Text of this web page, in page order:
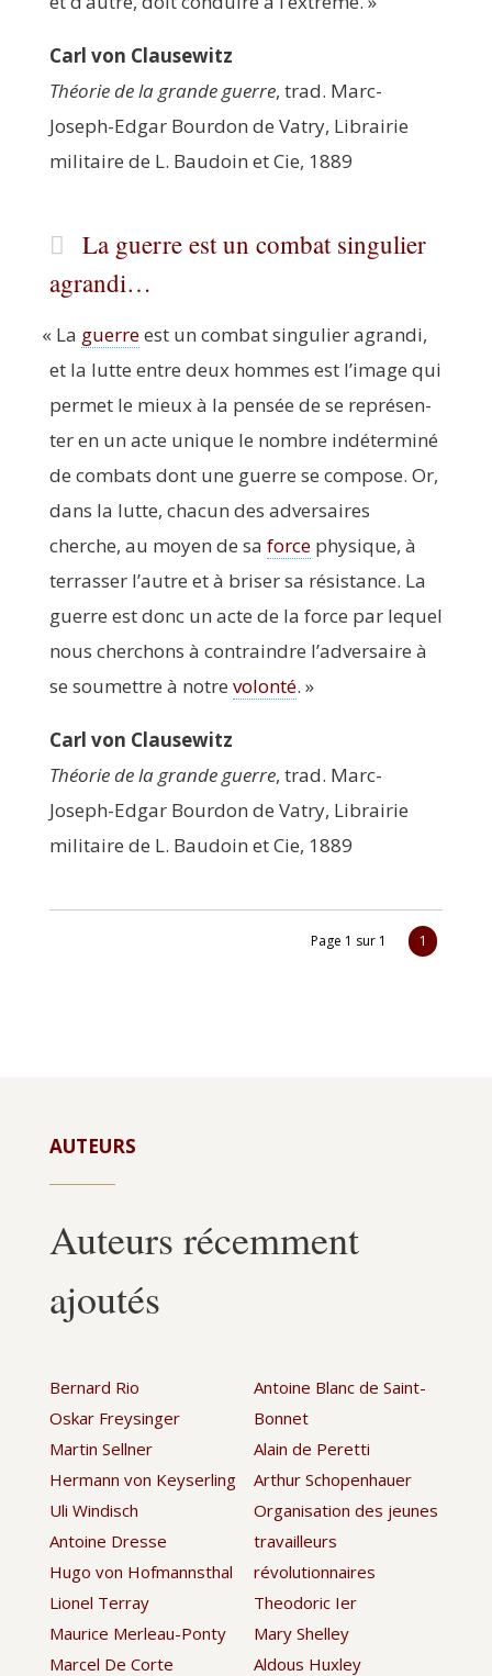
Carl von Clausewitz
Théo­rie de la grande guerre, trad. Marc-
Joseph-Edgar Bour­don de Vatry, Librai­rie
mili­taire de L. Bau­doin et Cie, 1889
La guerre est un combat singulier
agrandi…
« La guerreest un com­bat sin­gu­lier agran­di,
et la lutte entre deux hommes est l’image qui
per­met le mieux à la pen­sée de se repré­sen­
ter en un acte unique le nombre indé­ter­mi­né
de com­bats dont une guerre se com­pose. Or,
dans la lutte, cha­cun des adver­saires
cherche, au moyen de sa forcephy­sique, à
ter­ras­ser l’autre et à bri­ser sa résis­tance. La
guerre est donc un acte de la force par lequel
nous cher­chons à contraindre l’adversaire à
se sou­mettre à notre volon­té. »
Carl von Clausewitz
Théo­rie de la grande guerre, trad. Marc-
Joseph-Edgar Bour­don de Vatry, Librai­rie
mili­taire de L. Bau­doin et Cie, 1889
Page 1 sur 1 1
AUTEURS
Auteurs récemment
ajoutés
Bernard Rio
Oskar Freysinger
Martin Sellner
Hermann von Keyserling
Uli Windisch
Antoine Dresse
Hugo von Hofmannsthal
Lionel Terray
Maurice Merleau-Ponty
Marcel De Corte
Antoine Blanc de Saint-
Bonnet
Alain de Peretti
Arthur Schopenhauer
Organisation des jeunes
travailleurs
révolutionnaires
Theodoric Ier
Mary Shelley
Aldous Huxley